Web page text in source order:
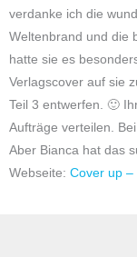
verdanke ich die
Weltenbrand und die
hatte sie es
Verlagscover auf sie
Teil 3 entwerfen. 🙂
Aufträge verteilen.
Aber Bianca hat das
Webseite: Cover up –